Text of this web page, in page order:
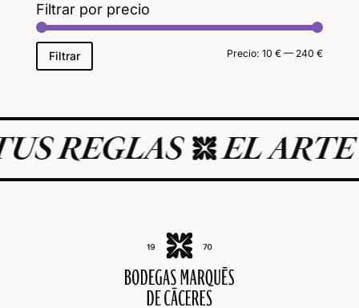
Filtrar por precio
Precio
Precio
Filtrar Precio:10 € — 240 €
EL ARTE DE